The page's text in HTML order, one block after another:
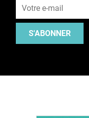
S'ABONNER